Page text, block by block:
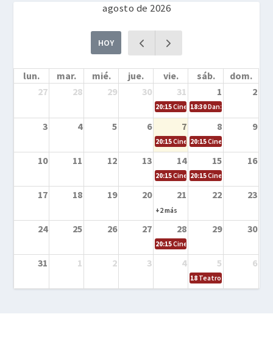
agosto de 2026
HOY
lun. mar. mié. jue. vie. sáb.
dom.
27
28 29 30 31 1 2
20:15Cine en la calle – Cómo
18:30Danza – Cita en el
3 4 5 6 7 8 9
20:15Cine en la calle – El niño y la
20:15Cine en la calle –
10 11 12 13 14 15 16
20:15Cine en la calle – Tortugas
20:15Cine en la calle –
17 18 19 20 21 22 23
+2 más
24 25 26 27 28 29 30
20:15Cine en el calle – Tintín y el
31 1 2 3 4 5 6
18 Teatro – Tres